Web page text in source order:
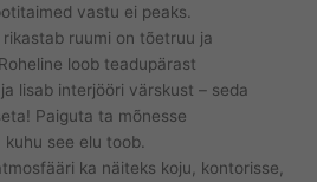
vastu ei peaks.
ruumi on tõetruu ja
loob teadupärast
lisab interjööri värskust – seda
Paiguta ta mõnesse
see elu toob.
ka näiteks koju, kontorisse,